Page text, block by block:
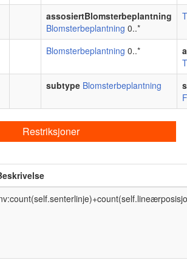
assosiertBlomsterbeplantning
Blomsterbeplantning 0..*
Blomsterbeplantning 0..*
subtype Blomsterbeplantning
Restriksjoner